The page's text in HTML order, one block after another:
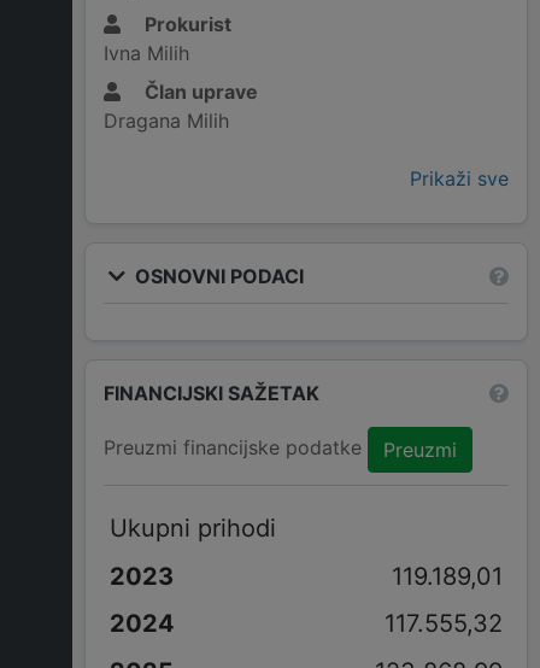
Prokurist
Ivna Milih
Član uprave
Dragana Milih
Prikaži sve
OSNOVNI PODACI
FINANCIJSKI SAŽETAK
Preuzmi financijske podatke Preuzmi
Ukupni prihodi
119.189,01
117.555,32